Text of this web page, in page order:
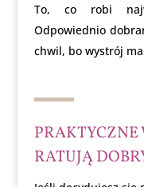
To, co robi
Odpowiednio
chwil, bo wystrój
RATUJĄ